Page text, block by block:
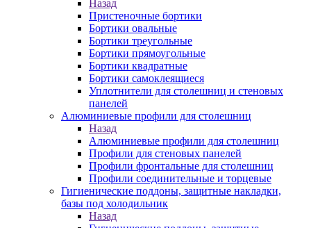
Назад
Пристеночные бортики
Бортики овальные
Бортики треугольные
Бортики прямоугольные
Бортики квадратные
Бортики самоклеящиеся
Уплотнители для столешниц и стеновых
панелей
Алюминиевые профили для столешниц
Назад
Алюминиевые профили для столешниц
Профили для стеновых панелей
Профили фронтальные для столешниц
Профили соединительные и торцевые
Гигиенические поддоны, защитные накладки,
базы под холодильник
Назад